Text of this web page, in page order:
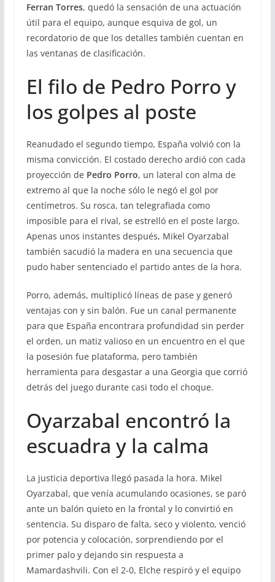
Ferran Torres, quedó la sensación de una actuación
útil para el equipo, aunque esquiva de gol, un
recordatorio de que los detalles también cuentan en
las ventanas de clasificación.
El filo de Pedro Porro y
los golpes al poste
Reanudado el segundo tiempo, España volvió con la
misma convicción. El costado derecho ardió con cada
proyección de Pedro Porro, un lateral con alma de
extremo al que la noche sólo le negó el gol por
centímetros. Su rosca, tan telegrafiada como
imposible para el rival, se estrelló en el poste largo.
Apenas unos instantes después, Mikel Oyarzabal
también sacudió la madera en una secuencia que
pudo haber sentenciado el partido antes de la hora.
Porro, además, multiplicó líneas de pase y generó
ventajas con y sin balón. Fue un canal permanente
para que España encontrara profundidad sin perder
el orden, un matiz valioso en un encuentro en el que
la posesión fue plataforma, pero también
herramienta para desgastar a una Georgia que corrió
detrás del juego durante casi todo el choque.
Oyarzabal encontró la
escuadra y la calma
La justicia deportiva llegó pasada la hora. Mikel
Oyarzabal, que venía acumulando ocasiones, se paró
ante un balón quieto en la frontal y lo convirtió en
sentencia. Su disparo de falta, seco y violento, venció
por potencia y colocación, sorprendiendo por el
primer palo y dejando sin respuesta a
Mamardashvili. Con el 2-0, Elche respiró y el equipo